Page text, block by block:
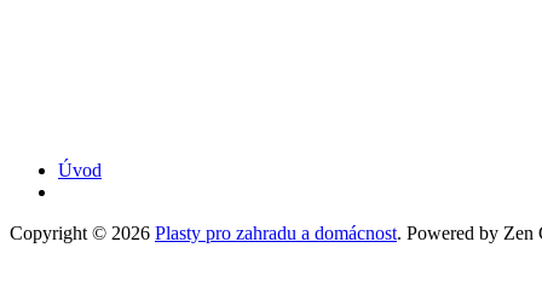
Úvod
Copyright © 2026 Plasty pro zahradu a domácnost. Powered by Zen